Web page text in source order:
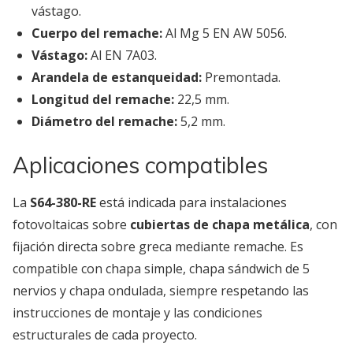
vástago.
Cuerpo del remache:Al Mg 5 EN AW 5056.
Vástago:Al EN 7A03.
Arandela de estanqueidad: Premontada.
Longitud del remache: 22,5 mm.
Diámetro del remache:5,2 mm.
Aplicaciones compatibles
La S64-380-REestá indicada para instalaciones
fotovoltaicas sobre cubiertas de chapa metálica, con
fijación directa sobre greca mediante remache. Es
compatible con chapa simple, chapa sándwich de 5
nervios y chapa ondulada, siempre respetando las
instrucciones de montaje y las condiciones
estructurales de cada proyecto.